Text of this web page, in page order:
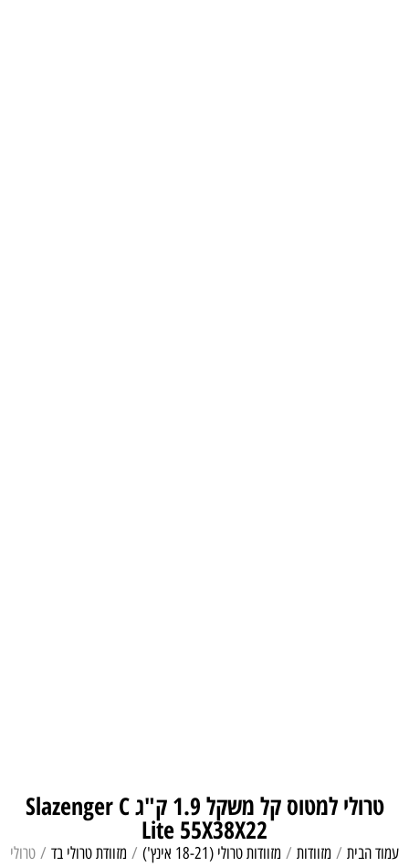
טרולי למטוס קל משקל 1.9 ק"ג Slazenger C
Lite 55X38X22
עמוד הבית / מזוודות / מזוודות טרולי (18-21 אינץ') / מזוודת טרולי בד / טרולי